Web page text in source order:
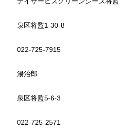
泉区将監1-30-8
022-725-7915
湯治郎
泉区将監5-6-3
022-725-2571